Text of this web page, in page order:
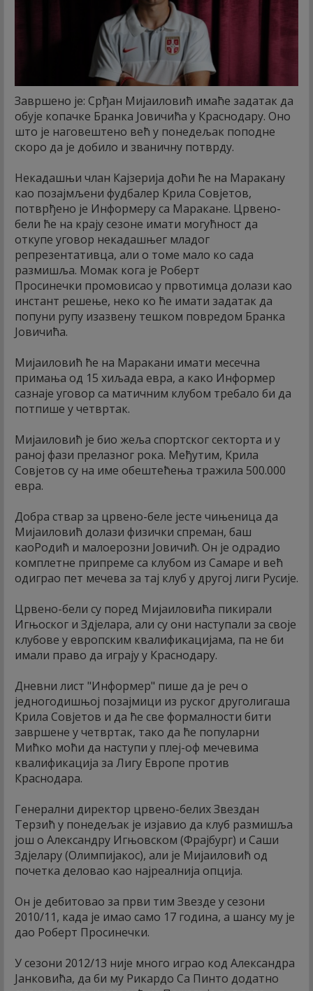
Завршено је: Срђан Мијаиловић имаће задатак да
обује копачке Бранка Јовичића у Краснодару. Оно
што је наговештено већ у понедељак поподне
скоро да је добило и званичну потврду.
Некадашњи члан Кајзерија доћи ће на Маракану
као позајмљени фудбалер Крила Совјетов,
потврђено је Информеру са Маракане. Црвено-
бели ће на крају сезоне имати могућност да
откупе уговор некадашњег младог
репрезентативца, али о томе мало ко сада
размишља. Момак кога је Роберт
Просинечки промовисао у првотимца долази као
инстант решење, неко ко ће имати задатак да
попуни рупу изазвену тешком повредом Бранка
Јовичића.
Мијаиловић ће на Маракани имати месечна
примања од 15 хиљада евра, а како Информер
сазнаје уговор са матичним клубом требало би да
потпише у четвртак.
Мијаиловић је био жеља спортског секторта и у
раној фази прелазног рока. Међутим, Крила
Совјетов су на име обештећења тражила 500.000
евра.
Добра ствар за црвено-беле јесте чињеница да
Мијаиловић долази физички спреман, баш
каоРодић и малоерозни Јовичић. Он је одрадио
комплетне припреме са клубом из Самаре и већ
одиграо пет мечева за тај клуб у другој лиги Русије.
Црвено-бели су поред Мијаиловића пикирали
Игњоског и Здјелара, али су они наступали за своје
клубове у европским квалификацијама, па не би
имали право да играју у Краснодару.
Дневни лист "Информер" пише да је реч о
једногодишњој позајмици из руског друголигаша
Крила Совјетов и да ће све формалности бити
завршене у четвртак, тако да ће популарни
Мићко моћи да наступи у плеј-оф мечевима
квалификација за Лигу Европе против
Краснодара.
Генерални директор црвено-белих Звездан
Терзић у понедељак је изјавио да клуб размишља
још о Александру Игњовском (Фрајбург) и Саши
Здјелару (Олимпијакос), али је Мијаиловић од
почетка деловао као најреалнија опција.
Он је дебитовао за први тим Звезде у сезони
2010/11, када је имао само 17 година, а шансу му је
дао Роберт Просинечки.
У сезони 2012/13 није много играо код Александра
Јанковића, да би му Рикардо Са Пинто додатно